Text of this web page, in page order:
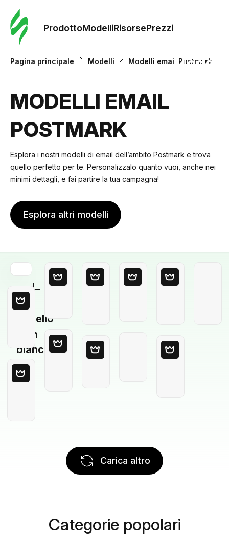
ProdottoModelliRisorsePrezzi
Modelli
Pagina principale Modelli Modelli email Postmark
MODELLI EMAIL
POSTMARK
Esplora i nostri modelli di email dell’ambito Postmark e trova
quello perfetto per te. Personalizzalo quanto vuoi, anche nei
minimi dettagli, e fai partire la tua campagna!
Esplora altri modelli
Modello
in
bianco
Carica altro
Categorie popolari